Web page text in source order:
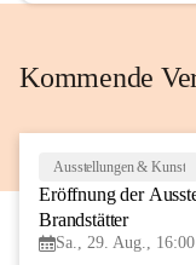
Kommende
Ausstellungen & Kunst
Eröffnung der
Brandstätter
Sa., 29. Aug., 16:00